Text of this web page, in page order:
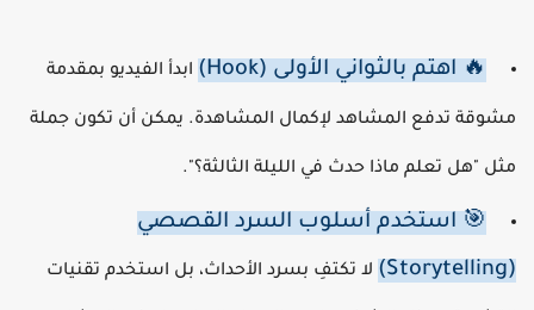
🔥 اهتم بالثواني الأولى (Hook) ابدأ الفيديو بمقدمة
تدفع المشاهد لإكمال المشاهدة. يمكن أن تكون جملة
"هل تعلم ماذا حدث في الليلة الثالثة؟".
🎯 استخدم أسلوب السرد القصصي
لا تكتفِ بسرد الأحداث، بل استخدم تقنيات